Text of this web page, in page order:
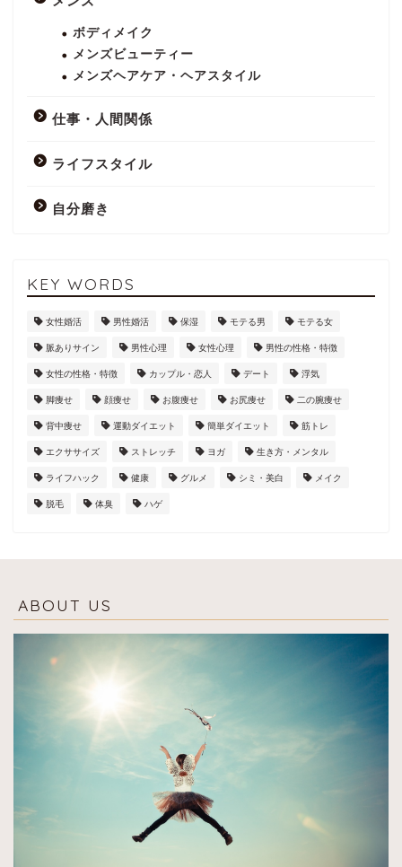
ボディメイク
メンズビューティー
メンズヘアケア・ヘアスタイル
仕事・人間関係
ライフスタイル
自分磨き
KEY WORDS
女性婚活 男性婚活 保湿 モテる男 モテる女
脈ありサイン 男性心理 女性心理 男性の性格・特徴
女性の性格・特徴 カップル・恋人 デート 浮気
脚痩せ 顔痩せ お腹痩せ お尻痩せ 二の腕痩せ
背中痩せ 運動ダイエット 簡単ダイエット 筋トレ
エクササイズ ストレッチ ヨガ 生き方・メンタル
ライフハック 健康 グルメ シミ・美白 メイク
脱毛 体臭 ハゲ
ABOUT US